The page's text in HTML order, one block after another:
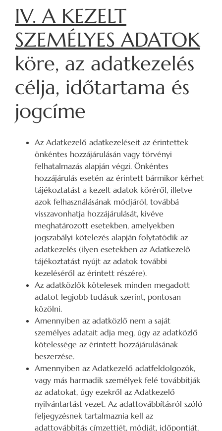
IV. A KEZELT
SZEMÉLYES ADATOK
köre, az adatkezelés
célja, időtartama és
jogcíme
Az Adatkezelő adatkezeléseit az érintettek
önkéntes hozzájárulásán vagy törvényi
felhatalmazás alapján végzi. Önkéntes
hozzájárulás esetén az érintett bármikor kérhet
tájékoztatást a kezelt adatok köréről, illetve
azok felhasználásának módjáról, továbbá
visszavonhatja hozzájárulását, kivéve
meghatározott esetekben, amelyekben
jogszabályi kötelezés alapján folytatódik az
adatkezelés (ilyen esetekben az Adatkezelő
tájékoztatást nyújt az adatok további
kezeléséről az érintett részére).
Az adatközlők kötelesek minden megadott
adatot legjobb tudásuk szerint, pontosan
közölni.
Amennyiben az adatközlő nem a saját
személyes adatait adja meg, úgy az adatközlő
kötelessége az érintett hozzájárulásának
beszerzése.
Amennyiben az Adatkezelő adatfeldolgozók,
vagy más harmadik személyek felé továbbítják
az adatokat, úgy ezekről az Adatkezelő
nyilvántartást vezet. Az adattovábbításról szóló
feljegyzésnek tartalmaznia kell az
adattovábbítás címzettjét, módját, időpontját,